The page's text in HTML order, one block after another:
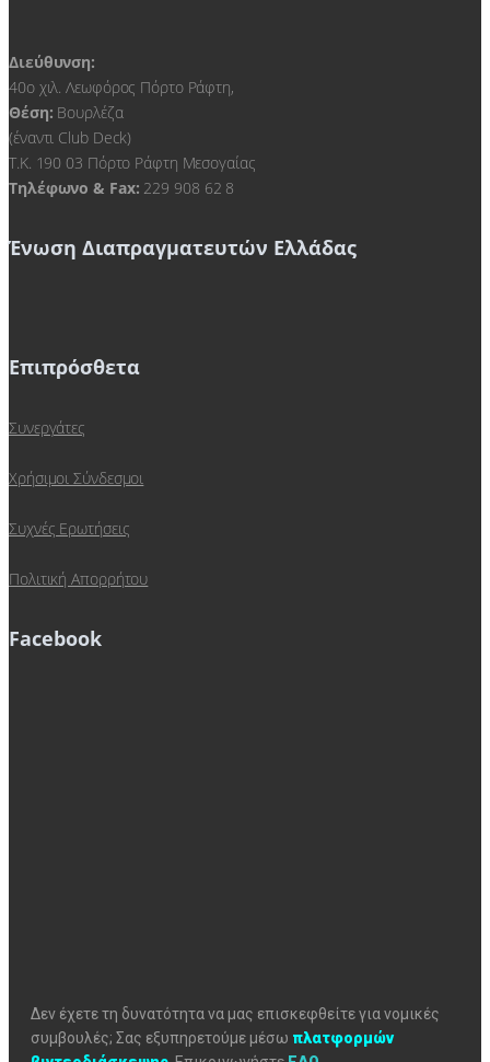
Διεύθυνση:
40ο χιλ. Λεωφόρος Πόρτο Ράφτη,
Θέση: Βουρλέζα
(έναντι Club Deck)
Τ.Κ. 190 03 Πόρτο Ράφτη Μεσογαίας
Τηλέφωνο & Fax: 229 908 62 8
Ένωση Διαπραγματευτών Ελλάδας
Επιπρόσθετα
Συνεργάτες
Χρήσιμοι Σύνδεσμοι
Συχνές Ερωτήσεις
Πολιτική Απορρήτου
Facebook
Δεν έχετε τη δυνατότητα να μας επισκεφθείτε για νομικές
συμβουλές; Σας εξυπηρετούμε μέσω πλατφορμών